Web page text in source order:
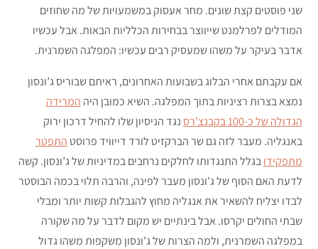
שני פוסטים קצת שונים. מחר אעסוק במשמעויות של מה שחוזים
המודלים לפרלמנט שייווצר בבחירות הכלליות הבאות. אבל עכשיו
אדבר בעיקר על משהו שמעסיק רבים עכשיו: המפלגה השמרנית.
אם עקבתם אחרי הבלוג בשבועות האחרונים, ראיתם שבוריס ג’ונסון
נמצא בצרות רציניות בתוך המפלגה. השיא כמובן היה המרידה
הגדולה של כ-100 בקבנצ’רס
נגד הניסיון שלו להחיל דרכון ירוק
באנגליה. מעבר לזה גם שר הברקזיט לורד דייוויד פרוסטהתפטר
מתפקידובגלל התנגדותו לחלקים נרחבים במדיניות של ג’ונסון. קשה
לדעת האם הסוף של ג’ונסון מעבר לפינה, והרבה תלוי בכמה הבוסטר
לבדו יצליח להשאיר את אנגליה מחוץ להגבלות קשות יותר ומבלי
שבתי החולים יקרסו. אבל בינתיים יש מקום לדבר על מה שקורה
במפלגה השמרנית, ולמה הצרות של ג’ונסון משקפות משהו גדול